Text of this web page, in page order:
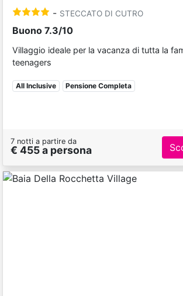
- STECCATO DI CUTRO
Buono 7.3/10
Villaggio ideale per la vacanza di tutta la
teenagers
All Inclusive Pensione Completa
7 notti a partire da
€ 455 a persona